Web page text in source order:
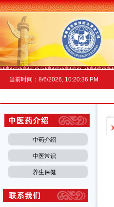
当前时间： 8/6/2026, 10:20:36 PM
中药介绍
中医常识
养生保健